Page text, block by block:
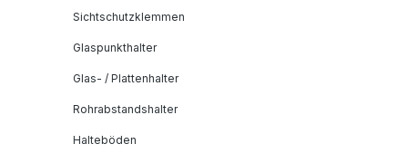
Sichtschutzklemmen
Glaspunkthalter
Glas- / Plattenhalter
Rohrabstandshalter
Halteböden